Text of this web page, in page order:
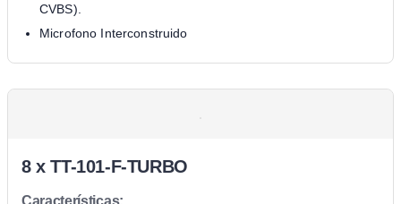
CVBS).
Microfono Interconstruido
8 xTT-101-F-TURBO
Características: